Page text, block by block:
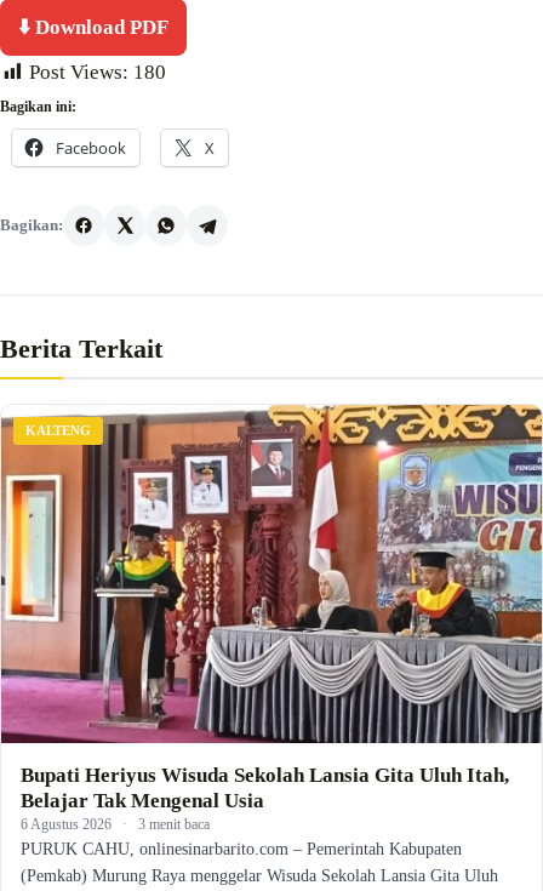
⬇️ Download PDF
Post Views: 180
Bagikan ini:
Facebook X
Bagikan:
Berita Terkait
KALTENG
Bupati Heriyus Wisuda Sekolah Lansia Gita Uluh Itah,
Belajar Tak Mengenal Usia
6 Agustus 2026 · 3 menit baca
PURUK CAHU, onlinesinarbarito.com – Pemerintah Kabupaten
(Pemkab) Murung Raya menggelar Wisuda Sekolah Lansia Gita Uluh